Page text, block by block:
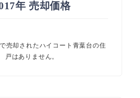
年 売却価格
売却されたハイコート青葉台の住
戸はありません。